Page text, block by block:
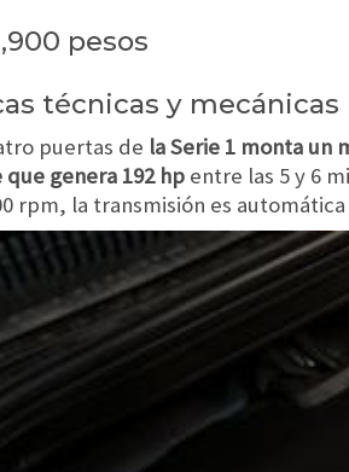
pesos
técnicas y mecánicas
puertas de la Serie 1 monta un
genera 192 hp entre las 5 y 6
rpm, la transmisión es